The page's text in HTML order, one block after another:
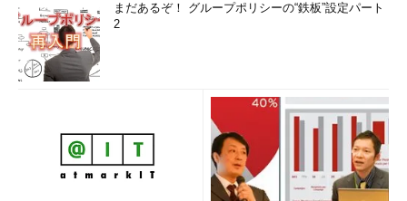
まだあるぞ！ グループポリシーの“鉄板”設定パート
2